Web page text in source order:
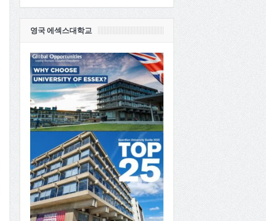
영국 에섹스대학교